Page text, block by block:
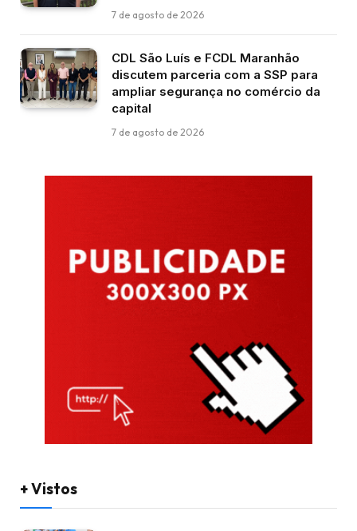
7 de agosto de 2026
CDL São Luís e FCDL Maranhão
discutem parceria com a SSP para
ampliar segurança no comércio da
capital
7 de agosto de 2026
+ Vistos